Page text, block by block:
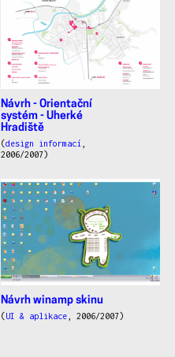
Návrh - Orientační
systém - Uherké
Hradiště
(design informací
2006/2007)
Návrh winamp skinu
( UI & aplikace, 2006/2007)